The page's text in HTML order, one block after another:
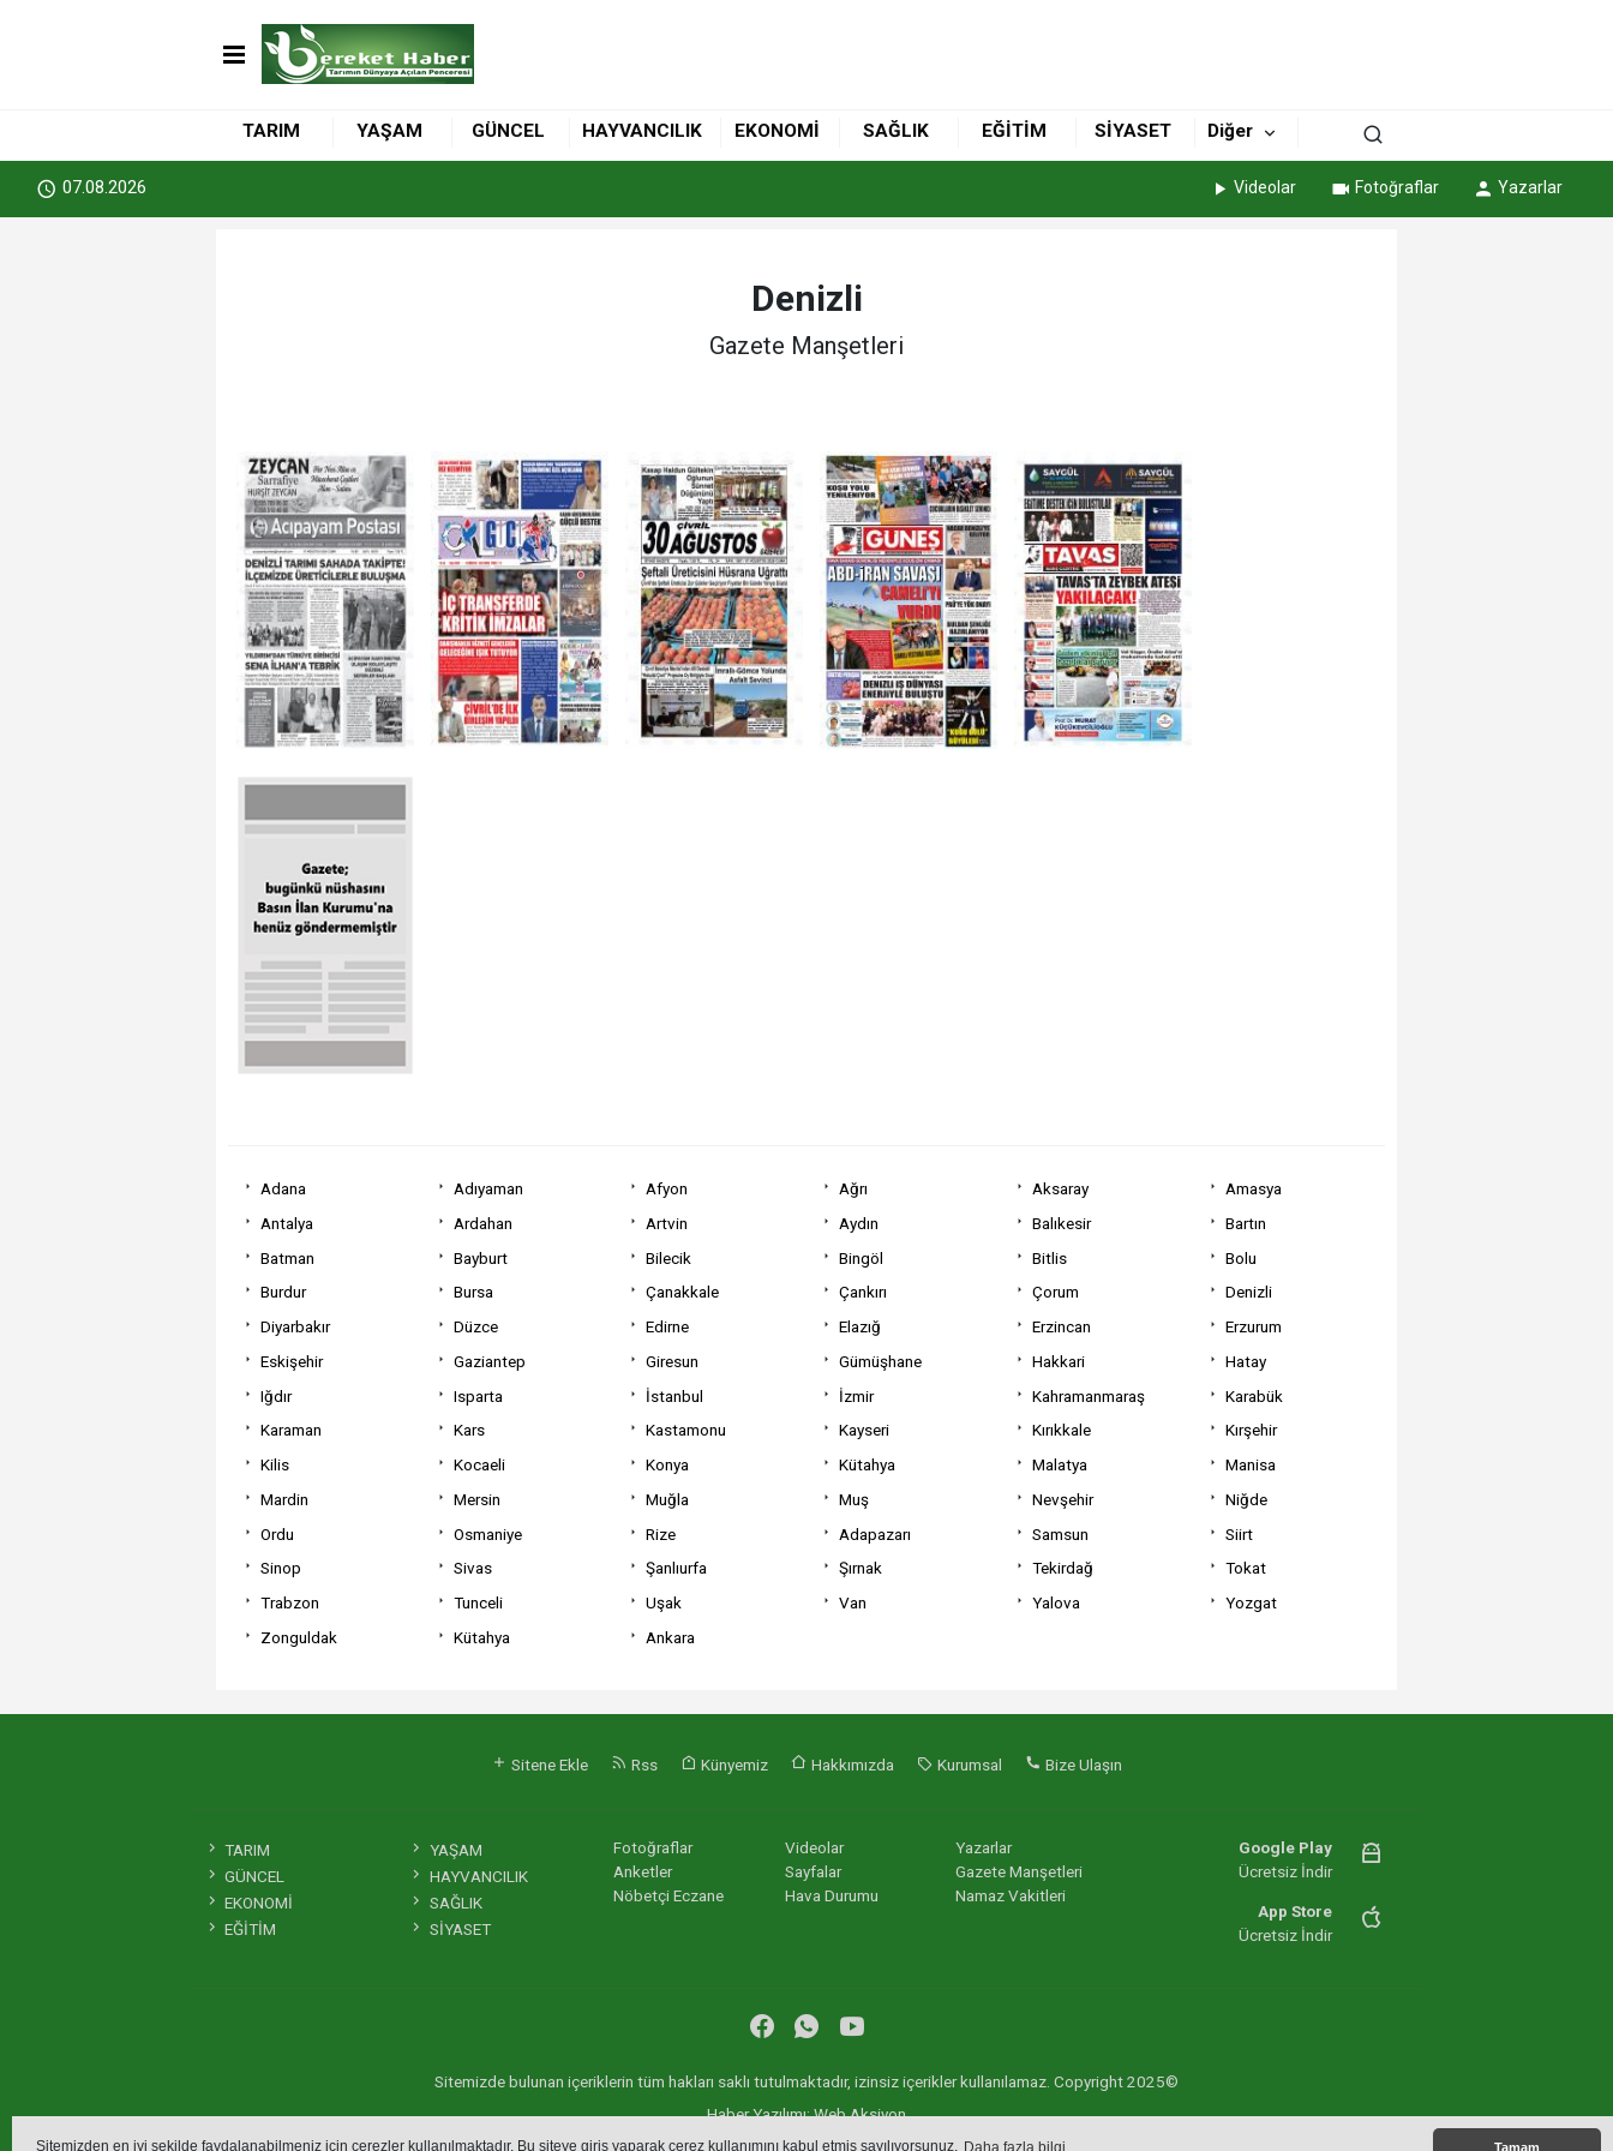
Sitemizden en iyi şekilde faydalanabilmeniz için çerezler kullanılmaktadır. Bu siteye giriş yaparak çerez kullanımını kabul etmiş sayılıyorsunuz. Daha fazla bilgi Tamam
TARIM YAŞAM GÜNCEL HAYVANCILIK EKONOMİ SAĞLIK EĞİTİM SİYASET Diğer
07.08.2026 Videolar Fotoğraflar Yazarlar
Denizli
Gazete Manşetleri
Adana Adıyaman Afyon Ağrı Aksaray
Amasya
Antalya
Ardahan Artvin Aydın Balıkesir
Bartın
Batman
Bayburt Bilecik Bingöl Bitlis
Bolu
Burdur
Bursa Çanakkale Çankırı Çorum
Denizli
Diyarbakır
Düzce Edirne Elazığ Erzincan
Erzurum
Eskişehir
Gaziantep Giresun Gümüşhane Hakkari
Hatay
Iğdır
Isparta İstanbul İzmir Kahramanmaraş
Karabük
Karaman
Kars Kastamonu Kayseri Kırıkkale
Kırşehir
Kilis
Kocaeli Konya Kütahya Malatya
Manisa
Mardin
Mersin Muğla Muş Nevşehir
Niğde
Ordu
Osmaniye Rize Adapazarı Samsun
Siirt
Sinop
Sivas Şanlıurfa Şırnak Tekirdağ
Tokat
Trabzon
Tunceli Uşak Van Yalova
Yozgat
Zonguldak
Kütahya Ankara
Sitene Ekle Rss Künyemiz Hakkımızda Kurumsal Bize Ulaşın
TARIM
YAŞAM
GÜNCEL
HAYVANCILIK
EKONOMİ
SAĞLIK
EĞİTİM
SİYASET
Fotoğraflar Videolar
Yazarlar
Anketler
Sayfalar
Gazete Manşetleri
Nöbetçi Eczane
Hava Durumu Namaz Vakitleri
Google Play
Ücretsiz İndir
App Store
Ücretsiz İndir
Sitemizde bulunan içeriklerin tüm hakları saklı tutulmaktadır, izinsiz içerikler kullanılamaz. Copyright 2025©
Haber Yazılımı:Web Aksiyon
haber yazılımı
haber paketi haber scripti haber yazılım haber script